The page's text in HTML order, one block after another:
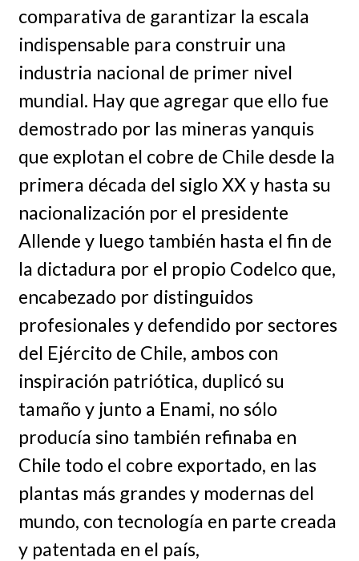
comparativa de garantizar la escala
indispensable para construir una
industria nacional de primer nivel
mundial. Hay que agregar que ello fue
demostrado por las mineras yanquis
que explotan el cobre de Chile desde la
primera década del siglo XX y hasta su
nacionalización por el presidente
Allende y luego también hasta el fin de
la dictadura por el propio Codelco que,
encabezado por distinguidos
profesionales y defendido por sectores
del Ejército de Chile, ambos con
inspiración patriótica, duplicó su
tamaño y junto a Enami, no sólo
producía sino también refinaba en
Chile todo el cobre exportado, en las
plantas más grandes y modernas del
mundo, con tecnología en parte creada
y patentada en el país,